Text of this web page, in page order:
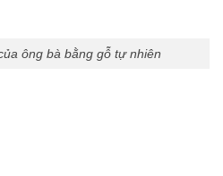
ông bà bằng gỗ tự nhiên